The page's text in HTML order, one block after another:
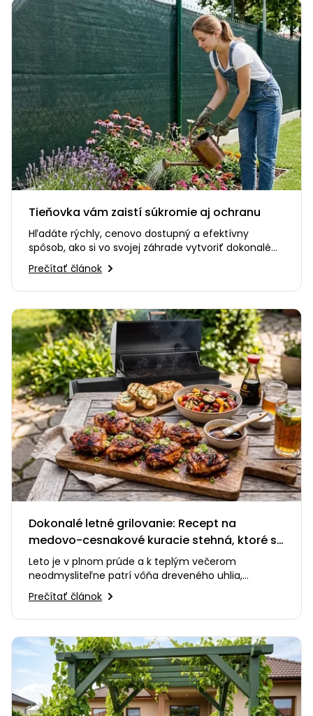
Tieňovka vám zaistí súkromie aj ochranu
Hľadáte rýchly, cenovo dostupný a efektívny
spôsob, ako si vo svojej záhrade vytvoriť dokonalé
súkromie? Alebo…
Prečítať článok
Dokonalé letné grilovanie: Recept na
medovo-cesnakové kuracie stehná, ktoré si
zamilujete
Leto je v plnom prúde a k teplým večerom
neodmysliteľne patrí vôňa dreveného uhlia,
praskanie ohňa a smiech s priateľmi…
Prečítať článok